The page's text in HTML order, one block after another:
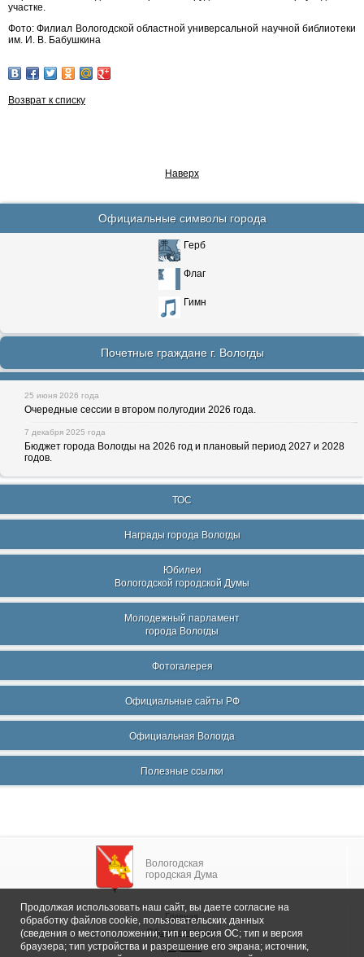
участке.
Фото: Филиал Вологодской областной универсальной научной библиотеки
им. И. В. Бабушкина
Возврат к списку
Наверх
Официальные символы города
Герб
Флаг
Гимн
Почетные граждане г. Вологды
25 июня 2026 года
Очередные сессии в втором полугодии 2026 года.
7 декабря 2025 года
Бюджет города Вологды на 2026 год и плановый период 2027 и 2028
годов.
ТОС
Награды города Вологды
Юбилеи
Вологодской городской Думы
Молодежный парламент
города Вологды
Фотогалерея
Официальные сайты РФ
Официальная Вологда
Полезные ссылки
Вологодская
городская Дума
Главная
Общие сведения
Депутаты
Продолжая использовать наш сайт, вы даете согласие на
обработку файлов cookie, пользовательских данных
(сведения о местоположении; тип и версия ОС; тип и версия
браузера; тип устройства и разрешение его экрана; источник,